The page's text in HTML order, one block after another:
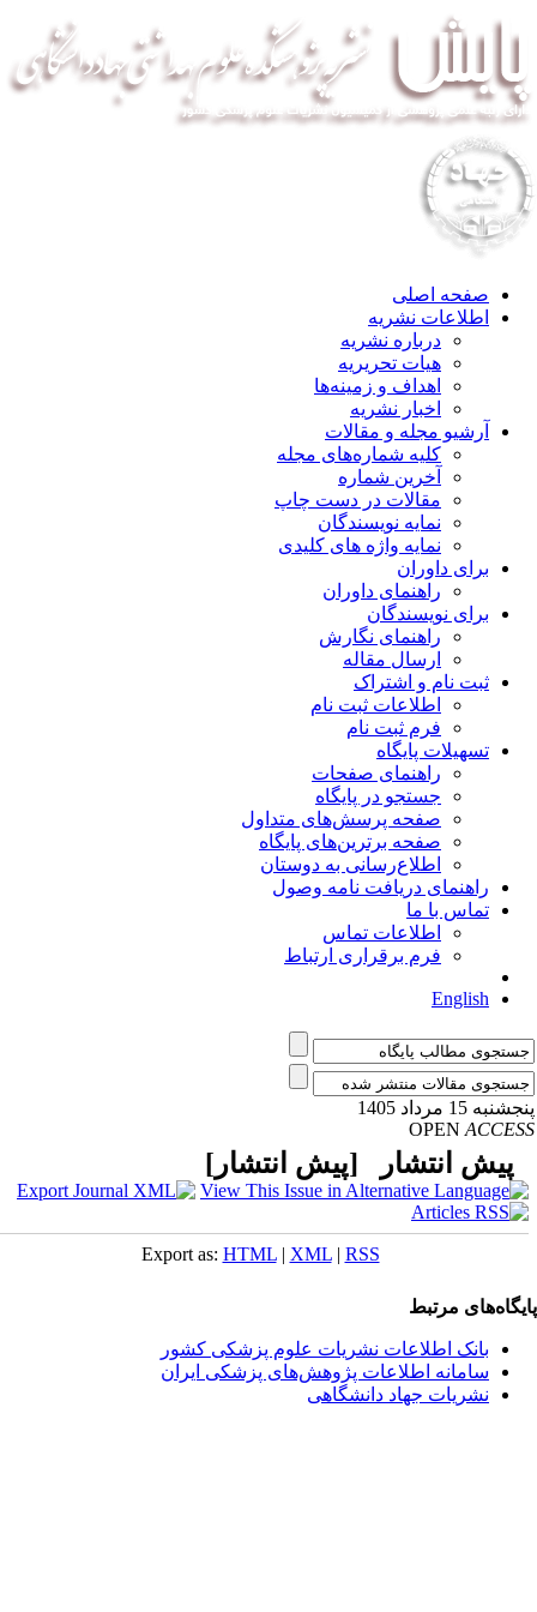
صفحه اصلی
اطلاعات نشریه
درباره نشریه
هیات تحریریه
اهداف و زمینه‌ها
اخبار نشریه
آرشیو مجله و مقالات
کلیه شماره‌های مجله
آخرین شماره
مقالات در دست چاپ
نمایه نویسندگان
نمایه واژه های کلیدی
برای داوران
راهنمای داوران
برای نویسندگان
راهنمای نگارش
ارسال مقاله
ثبت نام و اشتراک
اطلاعات ثبت نام
فرم ثبت نام
تسهیلات پایگاه
راهنمای صفحات
جستجو در پایگاه
صفحه پرسش‌های متداول
صفحه برترین‌های پایگاه
اطلاع‌رسانی به دوستان
راهنمای دریافت نامه وصول
تماس با ما
اطلاعات تماس
فرم برقراری ارتباط
English
15 مرداد 1405
OPEN
انتشار [ پیش انتشار]
Export as:HTML |XML|RSS
مرتبط
بانک اطلاعات نشریات علوم پزشکی کشور
سامانه اطلاعات پژوهش‌های پزشکی ایران
نشریات جهاد دانشگاهی